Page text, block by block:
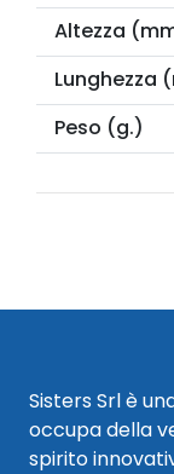
Altezza
Lunghezza
Peso (g.)
Sisters Srl è
occupa della
spirito